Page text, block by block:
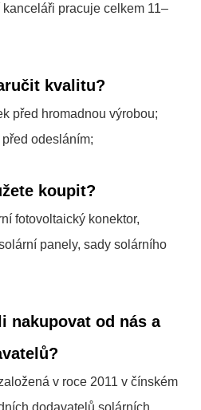
pracuje celkem 11–
kvalitu?
před hromadnou výrobou;
odesláním;
koupit?
fotovoltaický konektor,
panely, sady solárního
nakupovat od nás a
v roce 2011 v čínském
dodavatelů solárních